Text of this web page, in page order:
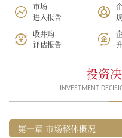
市场
进入报告
收并购
评估报告
投资
INVESTMENT
第一章 市场整体概况